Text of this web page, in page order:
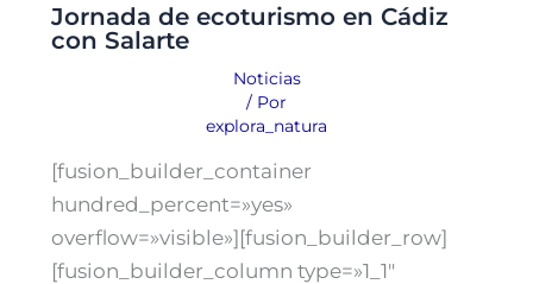
Jornada de ecoturismo en Cádiz
con Salarte
Noticias
/ Por
explora_natura
[fusion_builder_container
hundred_percent=»yes»
overflow=»visible»][fusion_builder_row]
[fusion_builder_column type=»1_1″